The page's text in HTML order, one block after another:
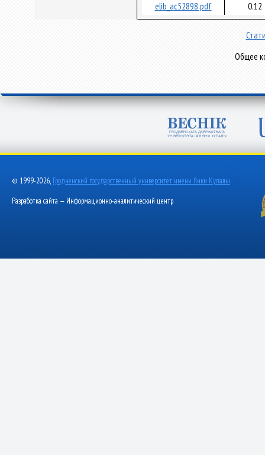
elib_ac52898.pdf
0.12
Общее
© 1999-2026, Гродненский государственный университет имени Янки Купалы
Разработка сайта — Информационно-аналитический центр